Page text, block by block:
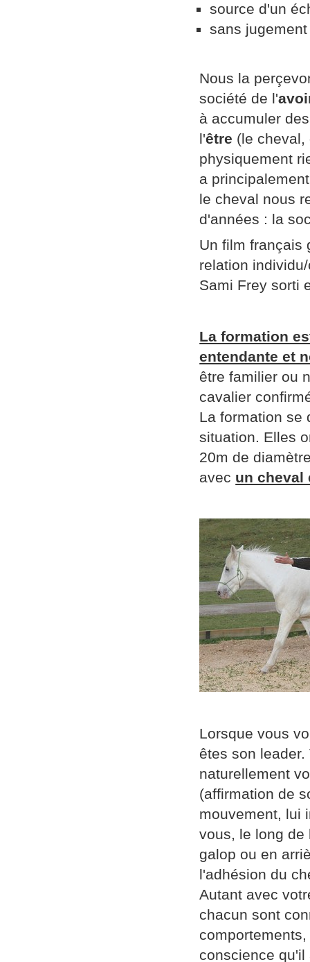
source d'un
sans
Nous la
société de l'
à accumuler
l'être (le cheval,
physiquement
a
le cheval nous
d'années : la
Un film français
relation
Sami Frey sorti
La formation
entendante et
être familier ou
cavalier
La formation se
situation. Elles
20m de
avec un cheval
Lorsque vous
êtes son
naturellement
(affirmation de
mouvement, lui
vous, le long de
galop ou en
l'adhésion du
Autant avec
chacun sont
conscience